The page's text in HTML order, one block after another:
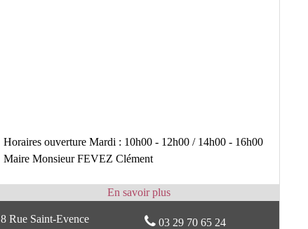
Horaires ouverture Mardi : 10h00 - 12h00 / 14h00 - 16h00
Maire Monsieur FEVEZ Clément
8 Rue Saint-Evence
03 29 70 65 24